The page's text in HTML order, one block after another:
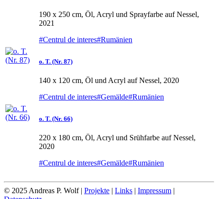
190 x 250 cm, Öl, Acryl und Sprayfarbe auf Nessel,
2021
#Centrul de interes#Rumänien
o. T. (Nr. 87)
140 x 120 cm, Öl und Acryl auf Nessel, 2020
#Centrul de interes#Gemälde#Rumänien
o. T. (Nr. 66)
220 x 180 cm, Öl, Acryl und Srühfarbe auf Nessel,
2020
#Centrul de interes#Gemälde#Rumänien
© 2025 Andreas P. Wolf | Projekte | Links | Impressum |